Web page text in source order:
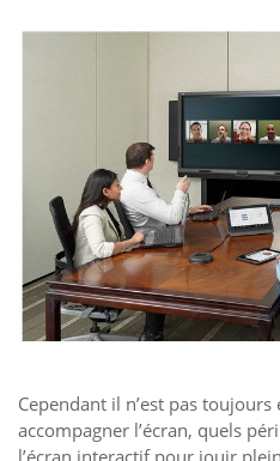
Cependant il n’est pas
accompagner l’écran, quels
l’écran interactif pour jouir